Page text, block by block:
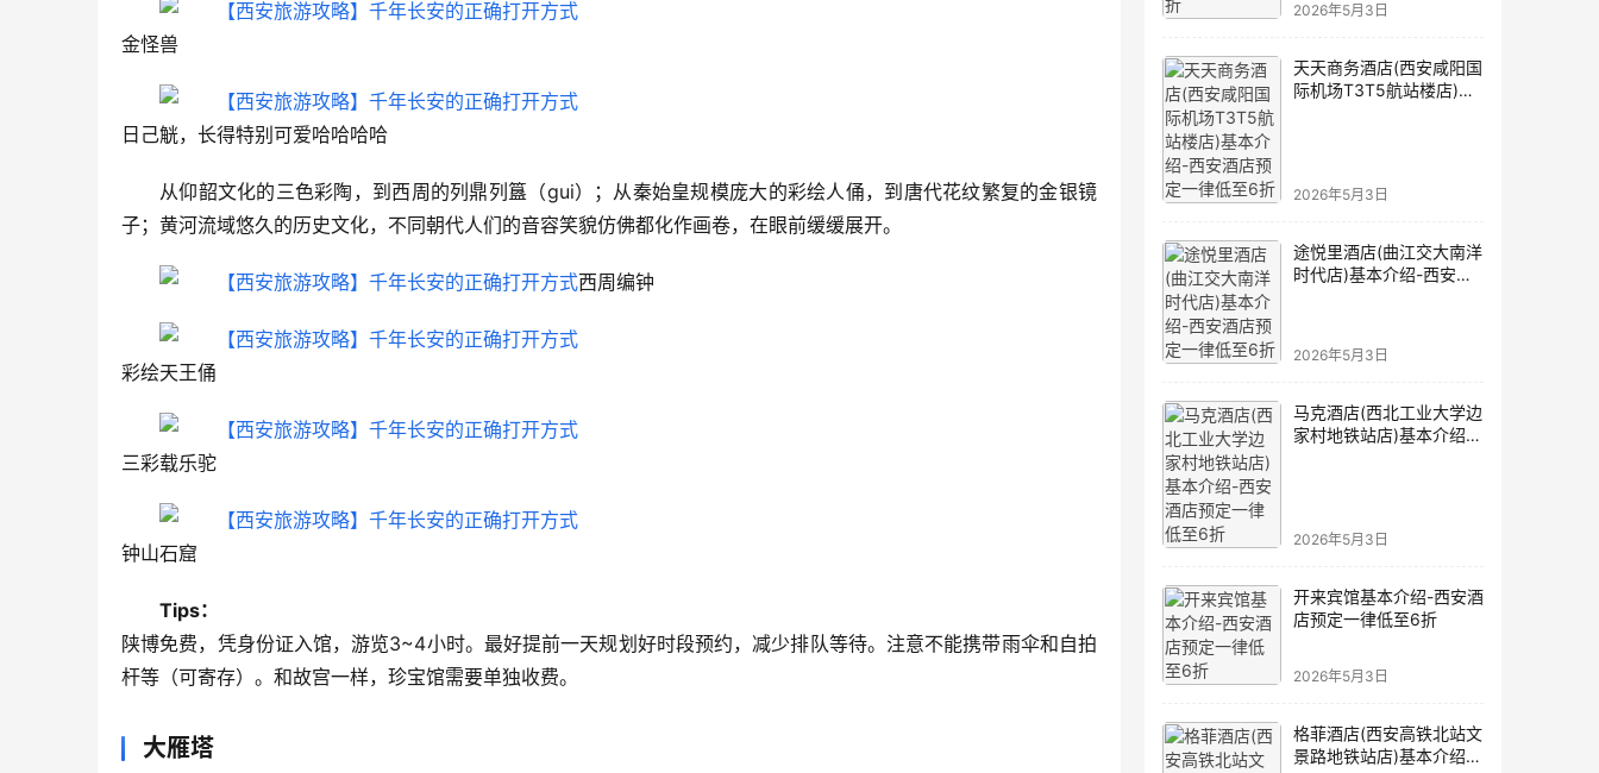
金怪兽
日己觥，长得特别可爱哈哈哈哈
从仰韶文化的三色彩陶，到西周的列鼎列簋（gui）；从秦始皇规模庞大的彩绘人俑，到唐代花纹繁复的金银镜
子；黄河流域悠久的历史文化，不同朝代人们的音容笑貌仿佛都化作画卷，在眼前缓缓展开。
西周编钟
彩绘天王俑
三彩载乐驼
钟山石窟
Tips：
陕博免费，凭身份证入馆，游览3~4小时。最好提前一天规划好时段预约，减少排队等待。注意不能携带雨伞和自拍
杆等（可寄存）。和故宫一样，珍宝馆需要单独收费。
大雁塔
2026年5月3日
天天商务酒店(西安咸阳国
际机场T3T5航站楼店)基
2026年5月3日
途悦里酒店(曲江交大南洋
时代店)基本介绍-西安酒
2026年5月3日
马克酒店(西北工业大学边
家村地铁站店)基本介绍-
2026年5月3日
开来宾馆基本介绍-西安酒
店预定一律低至6折
2026年5月3日
格菲酒店(西安高铁北站文
景路地铁站店)基本介绍-